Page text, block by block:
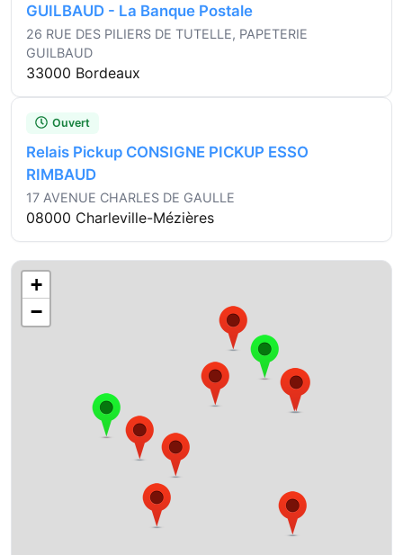
GUILBAUD - La Banque Postale
26 RUE DES PILIERS DE TUTELLE, PAPETERIE
GUILBAUD
33000 Bordeaux
Ouvert
Relais Pickup CONSIGNE PICKUP ESSO
RIMBAUD
17 AVENUE CHARLES DE GAULLE
08000 Charleville-Mézières
+
−